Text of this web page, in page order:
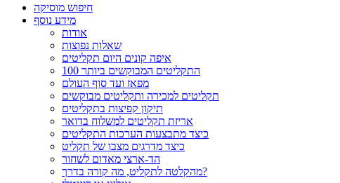
חיפוש מוסיקה
מידע נוסף
אודות
שאלות נפוצות
איפה קונים היום תקליטים
100 התקליטים המבוקשים ביותר
מפאז ועד סוף העולם
תקליטים למכירה ותקליטים מבוקשים
תיקון קפיצות בתקליטים
אריזת תקליטים למשלוח בדואר
כיצד מתבצעות הערכות התקליטים
כיצד מדרגים מצבו של תקליט
הד-ארצי מאדום לשחור
מהקלטה לתקליט, מה קורה בדרך?